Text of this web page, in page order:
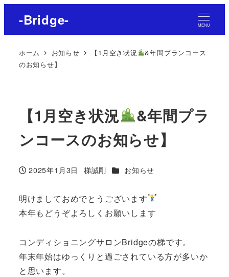
-Bridge- MENU
ホーム お知らせ 【1月空き状況
&年間プランコース
のお知らせ】
【1月空き状況
&年間プラ
ンコースのお知らせ】
投稿日
2025年1月3日
著
梯誠剛 カテゴリー
お知らせ
明けましておめでとうございます
本年もどうぞよろしくお願いします
コンディショニングサロンBridgeの梯です。
年末年始はゆっくりと過ごされている方が多いか
と思います。